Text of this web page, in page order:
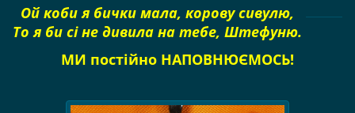
Ой коби я бички мала, корову сивулю,
То я би сі не дивила на тебе, Штефуню.
МИ постійно НАПОВНЮЄМОСЬ!